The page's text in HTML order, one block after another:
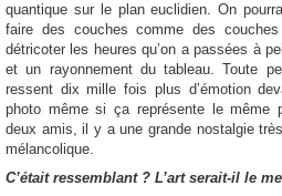
quantique sur le plan euclidien. On
faire des couches comme des
détricoter les heures qu’on a passées à
et un rayonnement du tableau. Toute
ressent dix mille fois plus d’émotion
photo même si ça représente le même
deux amis, il y a une grande nostalgie
mélancolique.
C’était ressemblant ? L’art serait-il le